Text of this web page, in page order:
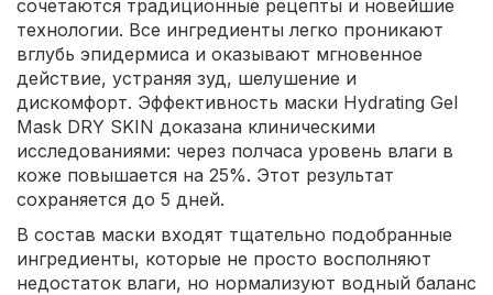
сочетаются традиционные рецепты и новейшие
технологии. Все ингредиенты легко проникают
вглубь эпидермиса и оказывают мгновенное
действие, устраняя зуд, шелушение и
дискомфорт. Эффективность маски Hydrating Gel
Mask DRY SKIN доказана клиническими
исследованиями: через полчаса уровень влаги в
коже повышается на 25%. Этот результат
сохраняется до 5 дней.
В состав маски входят тщательно подобранные
ингредиенты, которые не просто восполняют
недостаток влаги, но нормализуют водный баланс